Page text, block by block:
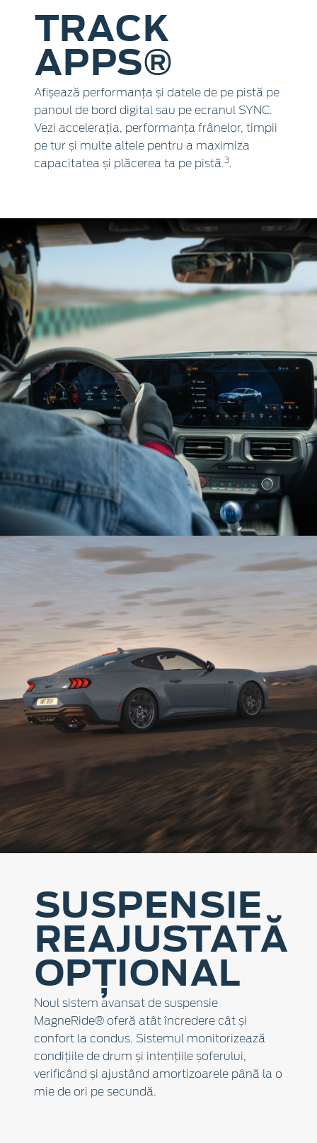
TRACK
APPS®
Afișează performanța și datele de pe pistă pe
panoul de bord digital sau pe ecranul SYNC.
Vezi accelerația, performanța frânelor, timpii
pe tur și multe altele pentru a maximiza
capacitatea și plăcerea ta pe pistă.3.
SUSPENSIE
REAJUSTATĂ
OPȚIONAL
Noul sistem avansat de suspensie
MagneRide® oferă atât încredere cât și
confort la condus. Sistemul monitorizează
condițiile de drum și intențiile șoferului,
verificând și ajustând amortizoarele până la o
mie de ori pe secundă.